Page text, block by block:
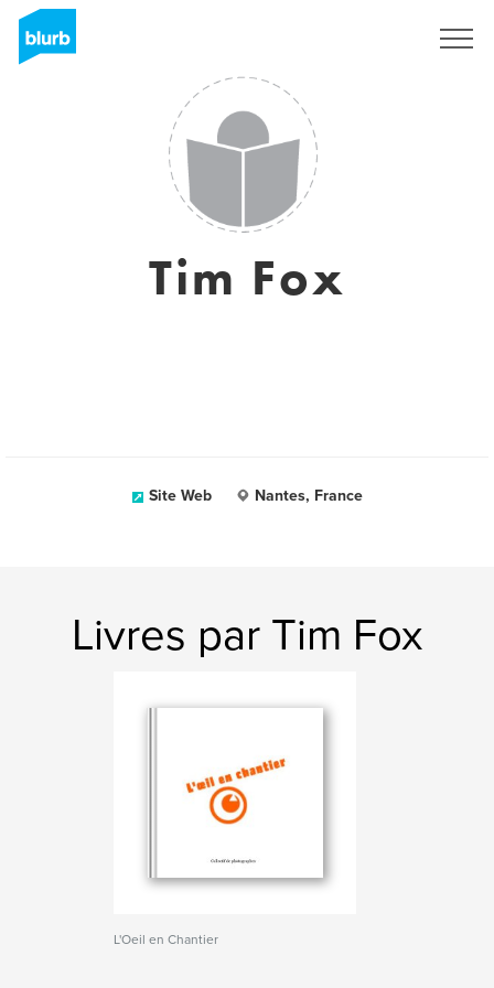
Tim Fox
Site Web Nantes, France
Livres par Tim Fox
L'Oeil en Chantier